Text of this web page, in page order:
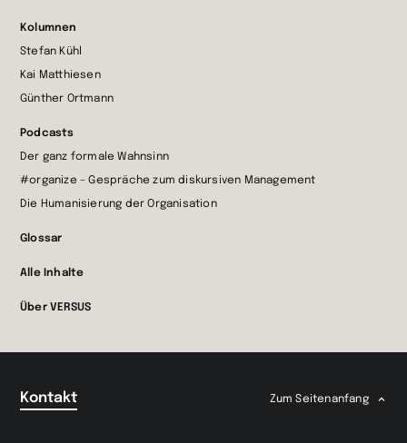
Kolumnen
Stefan Kühl
Kai Matthiesen
Günther Ortmann
Podcasts
Der ganz formale Wahnsinn
#organize – Gespräche zum diskursiven Management
Die Humanisierung der Organisation
Glossar
Alle Inhalte
Über VERSUS
Kontakt Zum Seitenanfang